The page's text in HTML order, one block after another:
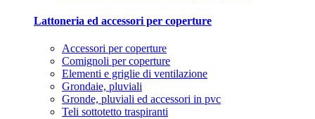
Lattoneria ed accessori per coperture
Accessori per coperture
Comignoli per coperture
Elementi e griglie di ventilazione
Grondaie, pluviali
Gronde, pluviali ed accessori in pvc
Teli sottotetto traspiranti